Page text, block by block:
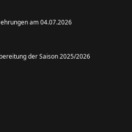
am 04.07.2026
der Saison 2025/2026